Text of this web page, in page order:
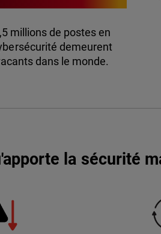
millions de postes en
demeurent
dans le monde.
la sécurité